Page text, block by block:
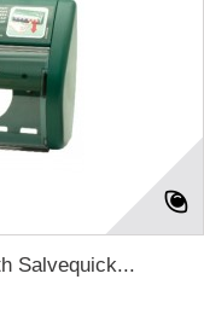
Salvequick...